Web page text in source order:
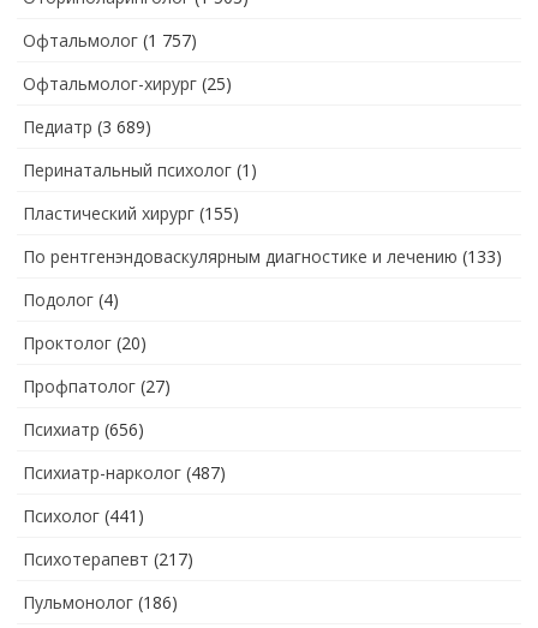
Офтальмолог (1 757)
Офтальмолог-хирург (25)
Педиатр (3 689)
Перинатальный психолог (1)
Пластический хирург (155)
По рентгенэндоваскулярным диагностике и лечению (133)
Подолог (4)
Проктолог (20)
Профпатолог (27)
Психиатр (656)
Психиатр-нарколог (487)
Психолог (441)
Психотерапевт (217)
Пульмонолог (186)